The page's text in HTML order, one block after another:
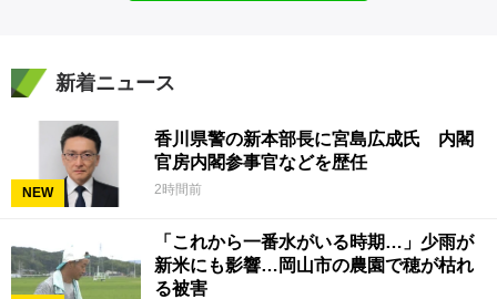
新着ニュース
NEW
香川県警の新本部長に宮島広成氏 内閣
官房内閣参事官などを歴任
2時間前
「これから一番水がいる時期…」少雨が
新米にも影響…岡山市の農園で穂が枯れ
る被害